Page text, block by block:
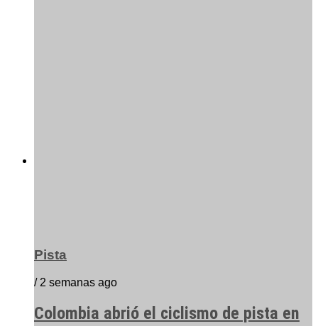
Pista
/ 2 semanas ago
Colombia abrió el ciclismo de pista en